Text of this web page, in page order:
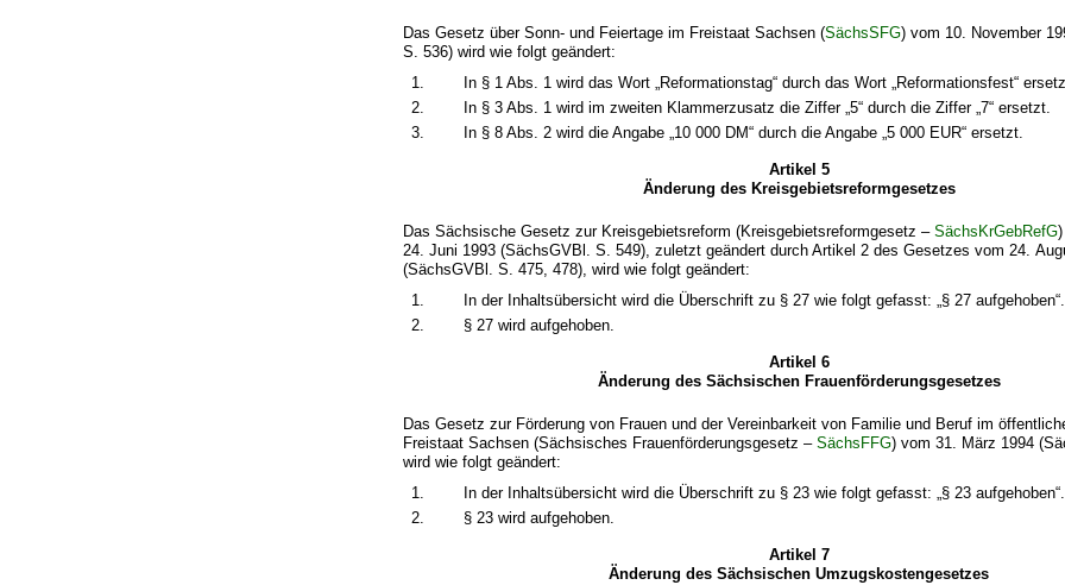
Das Gesetz über Sonn- und Feiertage im Freistaat Sachsen (SächsSFG) vom 10. November
S. 536) wird wie folgt geändert:
1.
In § 1 Abs. 1 wird das Wort „Reformationstag“ durch das Wort „Reformationsfest“
2.
In § 3 Abs. 1 wird im zweiten Klammerzusatz die Ziffer „5“ durch die Ziffer „7“ ersetzt.
3.
In § 8 Abs. 2 wird die Angabe „10 000 DM“ durch die Angabe „5 000 EUR“ ersetzt.
Artikel 5
Änderung des Kreisgebietsreformgesetzes
Das Sächsische Gesetz zur Kreisgebietsreform (Kreisgebietsreformgesetz –SächsKrGebRefG
24. Juni 1993 (SächsGVBl. S. 549), zuletzt geändert durch Artikel 2 des Gesetzes vom 24.
(SächsGVBl. S. 475, 478), wird wie folgt geändert:
1.
In der Inhaltsübersicht wird die Überschrift zu § 27 wie folgt gefasst: „§ 27 aufgehoben“.
2.
§ 27 wird aufgehoben.
Artikel 6
Änderung des Sächsischen Frauenförderungsgesetzes
Das Gesetz zur Förderung von Frauen und der Vereinbarkeit von Familie und Beruf im
Freistaat Sachsen (Sächsisches Frauenförderungsgesetz –SächsFFG) vom 31. März 1994
wird wie folgt geändert:
1.
In der Inhaltsübersicht wird die Überschrift zu § 23 wie folgt gefasst: „§ 23 aufgehoben“.
2.
§ 23 wird aufgehoben.
Artikel 7
Änderung des Sächsischen Umzugskostengesetzes